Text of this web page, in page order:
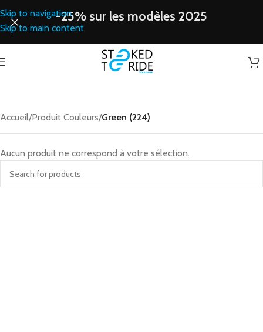
Skip to navigation
Skip to main content
-25% sur les modèles 2025
Accueil/Produit Couleurs/Green (224)
Aucun produit ne correspond à votre sélection.